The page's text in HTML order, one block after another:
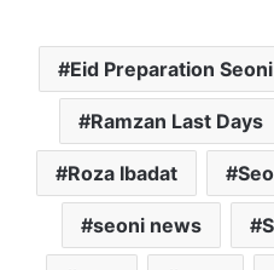
Eid Preparation Seoni
Ramzan Last Days
Roza Ibadat
seoni news